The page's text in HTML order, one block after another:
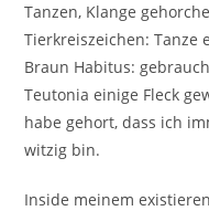
Tanzen, Klange
Tierkreiszeichen: Tanze
Braun Habitus:
Teutonia einige Fleck
habe gehort, dass ich
witzig bin.
Inside meinem